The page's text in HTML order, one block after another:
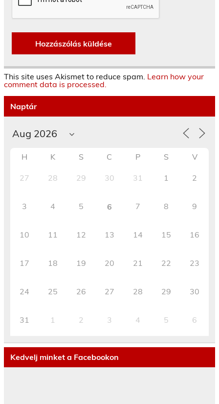
This site uses Akismet to reduce spam. Learn how your
comment data is processed.
Naptár
H K S C P S V
27 28 29 30 31 1 2
3 4 5 6 7 8 9
10 11 12 13 14 15 16
17 18 19 20 21 22 23
24 25 26 27 28 29 30
31 1 2 3 4 5 6
Kedvelj minket a Facebookon